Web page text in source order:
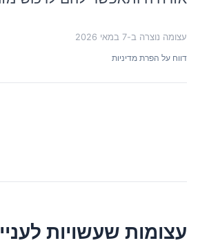
עצומה נוצרה ב-7 במאי 2026
דווח על הפרת מדיניות
עצומות שעשויות